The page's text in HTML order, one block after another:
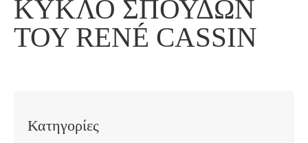
ΚΎΚΛΟ ΣΠΟΥΔΏΝ
ΤΟΥ RENÉ CASSIN
Κατηγορίες